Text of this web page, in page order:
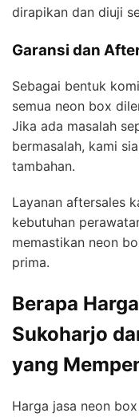
dirapikan dan diuji
Garansi dan
Sebagai bentuk
semua neon box
Jika ada masalah
bermasalah, kami
tambahan.
Layanan aftersales
kebutuhan
memastikan neon
prima.
Berapa
Sukoharjo
yang
Harga jasa neon